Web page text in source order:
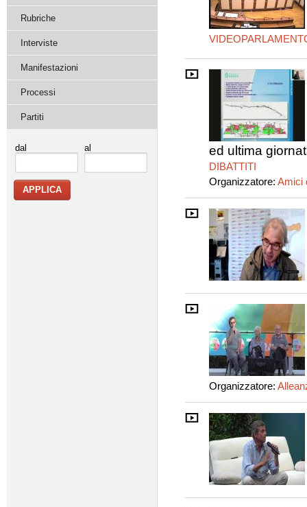
ed ultima
DIBATTITI
Organizzatore: Amici
Organizzatore:
Rubriche
Interviste
Manifestazioni
Processi
Partiti
dal al